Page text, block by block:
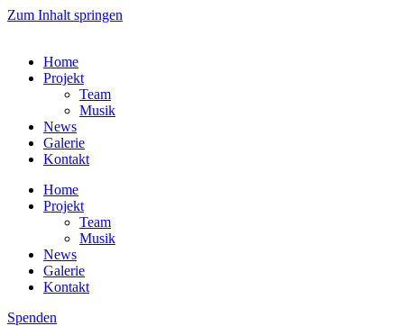
Zum Inhalt springen
Home
Projekt
Team
Musik
News
Galerie
Kontakt
Home
Projekt
Team
Musik
News
Galerie
Kontakt
Spenden